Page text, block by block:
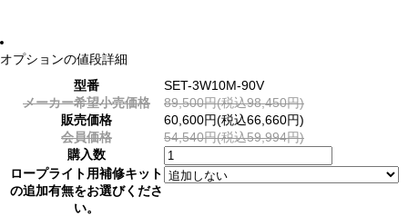
オプションの値段詳細
型番
SET-3W10M-90V
メーカー希望小売価格
89,500円(税込98,450円)
販売価格
60,600円(税込66,660円)
会員価格
54,540円(税込59,994円)
購入数
ロープライト用補修キット
の追加有無をお選びくださ
い。